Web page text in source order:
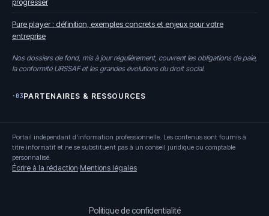
Pure player : définition, exemples concrets et enjeux pour votre
entreprise
Nos dossiers de fond, mis à jour régulièrement, couvrent les obligations de paie,
la conformité URSSAF et les grandes évolutions du droit social.
·03PARTENAIRES & RESSOURCES
Portail indépendant d'information professionnelle. Les contenus sont fournis à
titre informatif et ne se substituent pas à un conseil juridique ou comptable
personnalisé.
Écrire à la rédaction·Mentions légales
Politique de confidentialité